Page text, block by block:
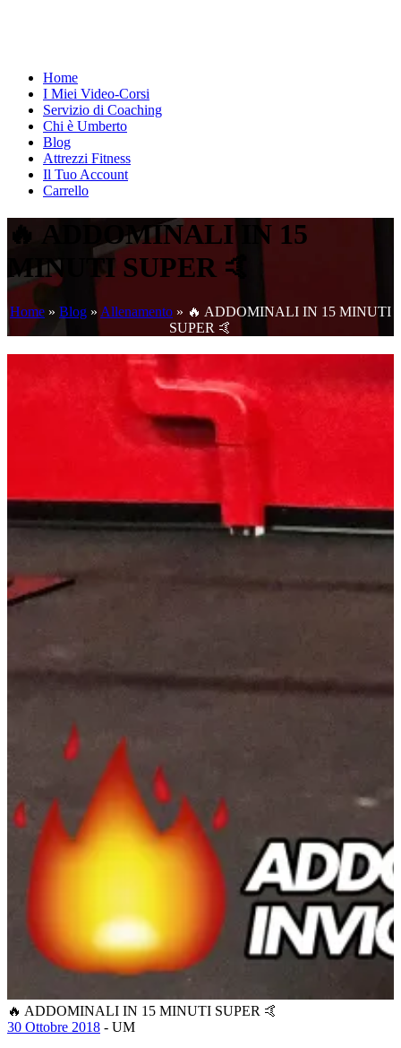
Home
I Miei Video-Corsi
Servizio di Coaching
Chi è Umberto
Blog
Attrezzi Fitness
Il Tuo Account
Carrello
🔥 ADDOMINALI IN 15
MINUTI SUPER 🤙
Home » Blog » Allenamento » 🔥 ADDOMINALI IN 15 MINUTI
SUPER 🤙
🔥 ADDOMINALI IN 15 MINUTI SUPER 🤙
30 Ottobre 2018 - UM